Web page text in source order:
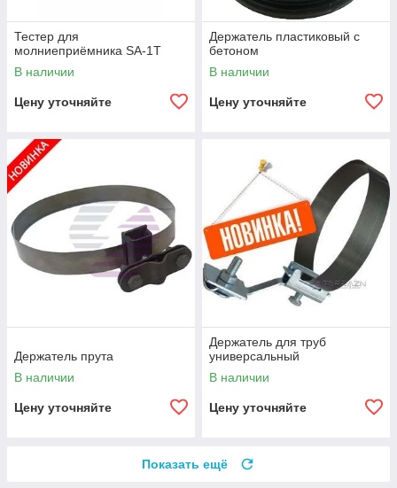
Тестер для
молниеприёмника SA-1T
В наличии
Цену уточняйте
Держатель пластиковый с
бетоном
В наличии
Цену уточняйте
Держатель прута
В наличии
Цену уточняйте
Держатель для труб
универсальный
В наличии
Цену уточняйте
Показать ещё